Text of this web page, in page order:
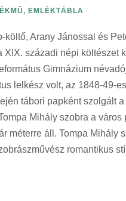
EMLÉKTÁBLA
költő, Arany Jánossal és
XIX. századi népi költészet
Gimnázium
lelkész volt, az 1848-49-es
tábori papként szolgált a
Mihály szobra a város
méterre áll. Tompa Mihály
romantikus